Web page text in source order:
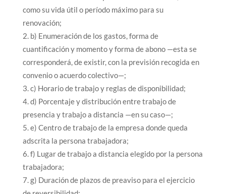
como su vida útil o período máximo para su
renovación;
b) Enumeración de los gastos, forma de
cuantificación y momento y forma de abono —esta se
corresponderá, de existir, con la previsión recogida en
convenio o acuerdo colectivo—;
c) Horario de trabajo y reglas de disponibilidad;
d) Porcentaje y distribución entre trabajo de
presencia y trabajo a distancia —en su caso—;
e) Centro de trabajo de la empresa donde queda
adscrita la persona trabajadora;
f) Lugar de trabajo a distancia elegido por la persona
trabajadora;
g) Duración de plazos de preaviso para el ejercicio